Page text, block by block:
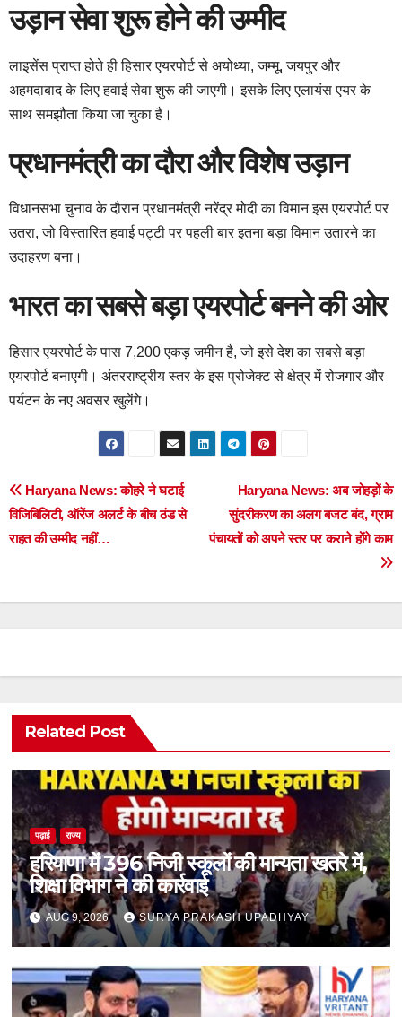
उड़ान सेवा शुरू होने की उम्मीद
लाइसेंस प्राप्त होते ही हिसार एयरपोर्ट से अयोध्या, जम्मू, जयपुर और
अहमदाबाद के लिए हवाई सेवा शुरू की जाएगी। इसके लिए एलायंस एयर के
साथ समझौता किया जा चुका है।
प्रधानमंत्री का दौरा और विशेष उड़ान
विधानसभा चुनाव के दौरान प्रधानमंत्री नरेंद्र मोदी का विमान इस एयरपोर्ट पर
उतरा, जो विस्तारित हवाई पट्टी पर पहली बार इतना बड़ा विमान उतारने का
उदाहरण बना।
भारत का सबसे बड़ा एयरपोर्ट बनने की ओर
हिसार एयरपोर्ट के पास 7,200 एकड़ जमीन है, जो इसे देश का सबसे बड़ा
एयरपोर्ट बनाएगी। अंतरराष्ट्रीय स्तर के इस प्रोजेक्ट से क्षेत्र में रोजगार और
पर्यटन के नए अवसर खुलेंगे।
Post
navigation
Haryana News: अब जोहड़ों के
सुंदरीकरण का अलग बजट बंद, ग्राम
पंचायतों को अपने स्तर पर कराने होंगे काम
Haryana News: कोहरे ने घटाई
विजिबिलिटी, ऑरेंज अलर्ट के बीच ठंड से
राहत की उम्मीद नहीं…
Related Post
पढ़ाई राज्य
हरियाणा में 396 निजी स्कूलों की मान्यता खतरे में,
शिक्षा विभाग ने की कार्रवाई
AUG 9, 2026 SURYA PRAKASH UPADHYAY